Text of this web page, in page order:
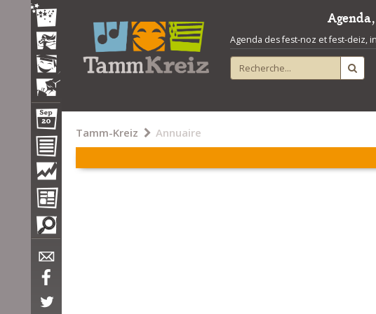
Agenda des fest-noz et fest-deiz,
Tamm-Kreiz Annuaire